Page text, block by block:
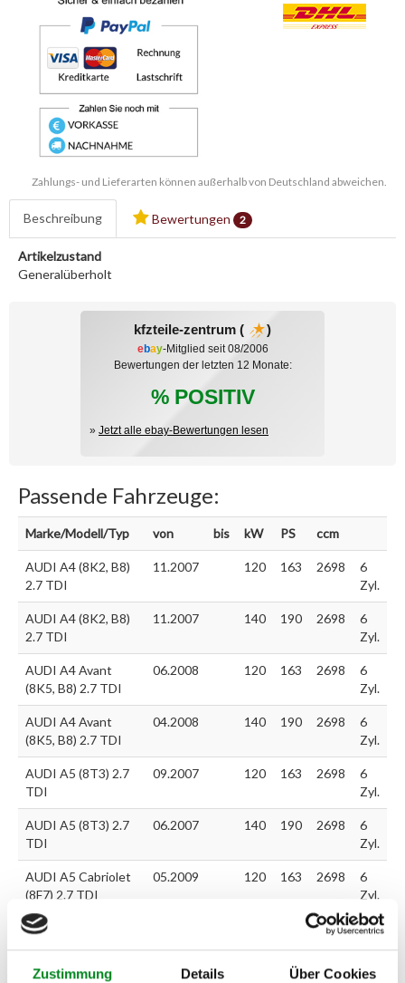
Zustimmung Details Über Cookies
Zahlungs- und Lieferarten können außerhalb von Deutschland abweichen.
Beschreibung Bewertungen 2
Artikelzustand
Generalüberholt
kfzteile-zentrum ( )
ebay-Mitglied seit 08/2006
Bewertungen der letzten 12 Monate:
% POSITIV
» Jetzt alle ebay-Bewertungen lesen
Passende Fahrzeuge:
Marke/Modell/Typ von bis kW PS ccm
AUDI A4 (8K2, B8)
2.7 TDI
11.2007 120 163 2698
6
Zyl.
AUDI A4 (8K2, B8)
2.7 TDI
11.2007 140 190 2698
6
Zyl.
AUDI A4 Avant
(8K5, B8) 2.7 TDI
06.2008 120 163 2698
6
Zyl.
AUDI A4 Avant
(8K5, B8) 2.7 TDI
04.2008 140 190 2698
6
Zyl.
AUDI A5 (8T3) 2.7
TDI
09.2007 120 163 2698
6
Zyl.
AUDI A5 (8T3) 2.7
TDI
06.2007 140 190 2698
6
Zyl.
AUDI A5 Cabriolet
(8F7) 2.7 TDI
05.2009 120 163 2698
6
Zyl.
AUDI A5 Cabriolet
(8F7) 2.7 TDI
2698
6
Zyl.
AUDI A5 Sportback 09.2009 190 2698 6